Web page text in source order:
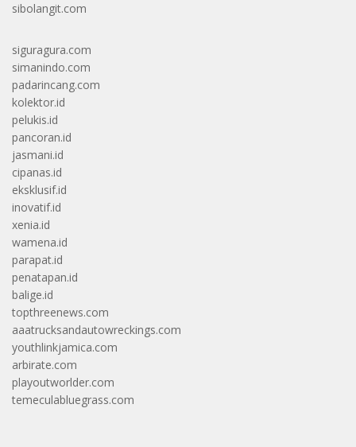
sibolangit.com
siguragura.com
simanindo.com
padarincang.com
kolektor.id
pelukis.id
pancoran.id
jasmani.id
cipanas.id
eksklusif.id
inovatif.id
xenia.id
wamena.id
parapat.id
penatapan.id
balige.id
topthreenews.com
aaatrucksandautowreckings.com
youthlinkjamica.com
arbirate.com
playoutworlder.com
temeculabluegrass.com